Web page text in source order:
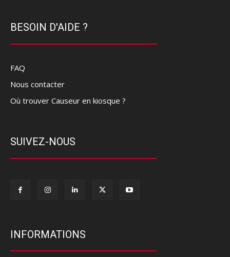
BESOIN D'AIDE ?
FAQ
Nous contacter
Où trouver Causeur en kiosque ?
SUIVEZ-NOUS
INFORMATIONS